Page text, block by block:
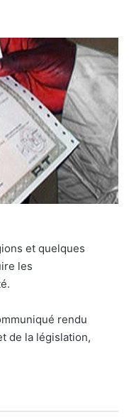
et quelques
les
rendu
de la législation,